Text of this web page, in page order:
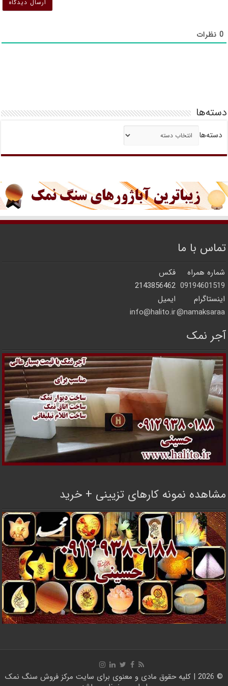
0 نظرات
دسته‌ها
دسته‌ها
تماس با ما
شماره همراه
فکس
09194601519
2143856462
اینستاگرام
ایمیل
namaksaraa@
info@halito.ir
آجر نمک
مشاهده نمونه کارهای تزیینی + خرید
© 2026 | کلیه حقوق مادی و معنوی برای سایت
مرکز فروش سنگ نمک